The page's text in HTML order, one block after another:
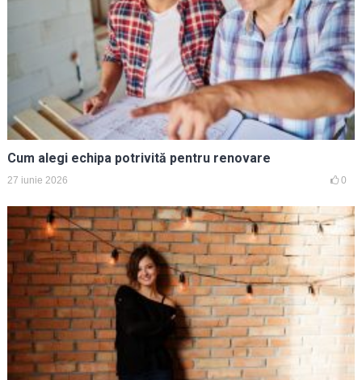
Cum alegi echipa potrivită pentru renovare
27 iunie 2026 0